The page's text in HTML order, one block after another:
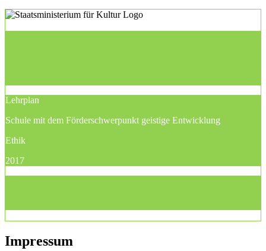
Lehrplan
Schule mit dem Förderschwerpunkt geistige Entwicklung
Ethik
2017
Impressum